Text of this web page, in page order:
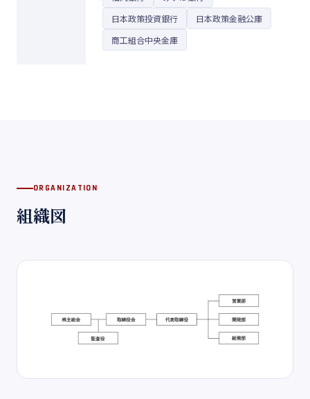
日本政策投資銀行
日本政策金融公庫
商工組合中央金庫
ORGANIZATION
組織図